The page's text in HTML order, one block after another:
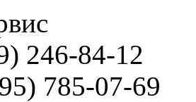
246-84-12
785-07-69